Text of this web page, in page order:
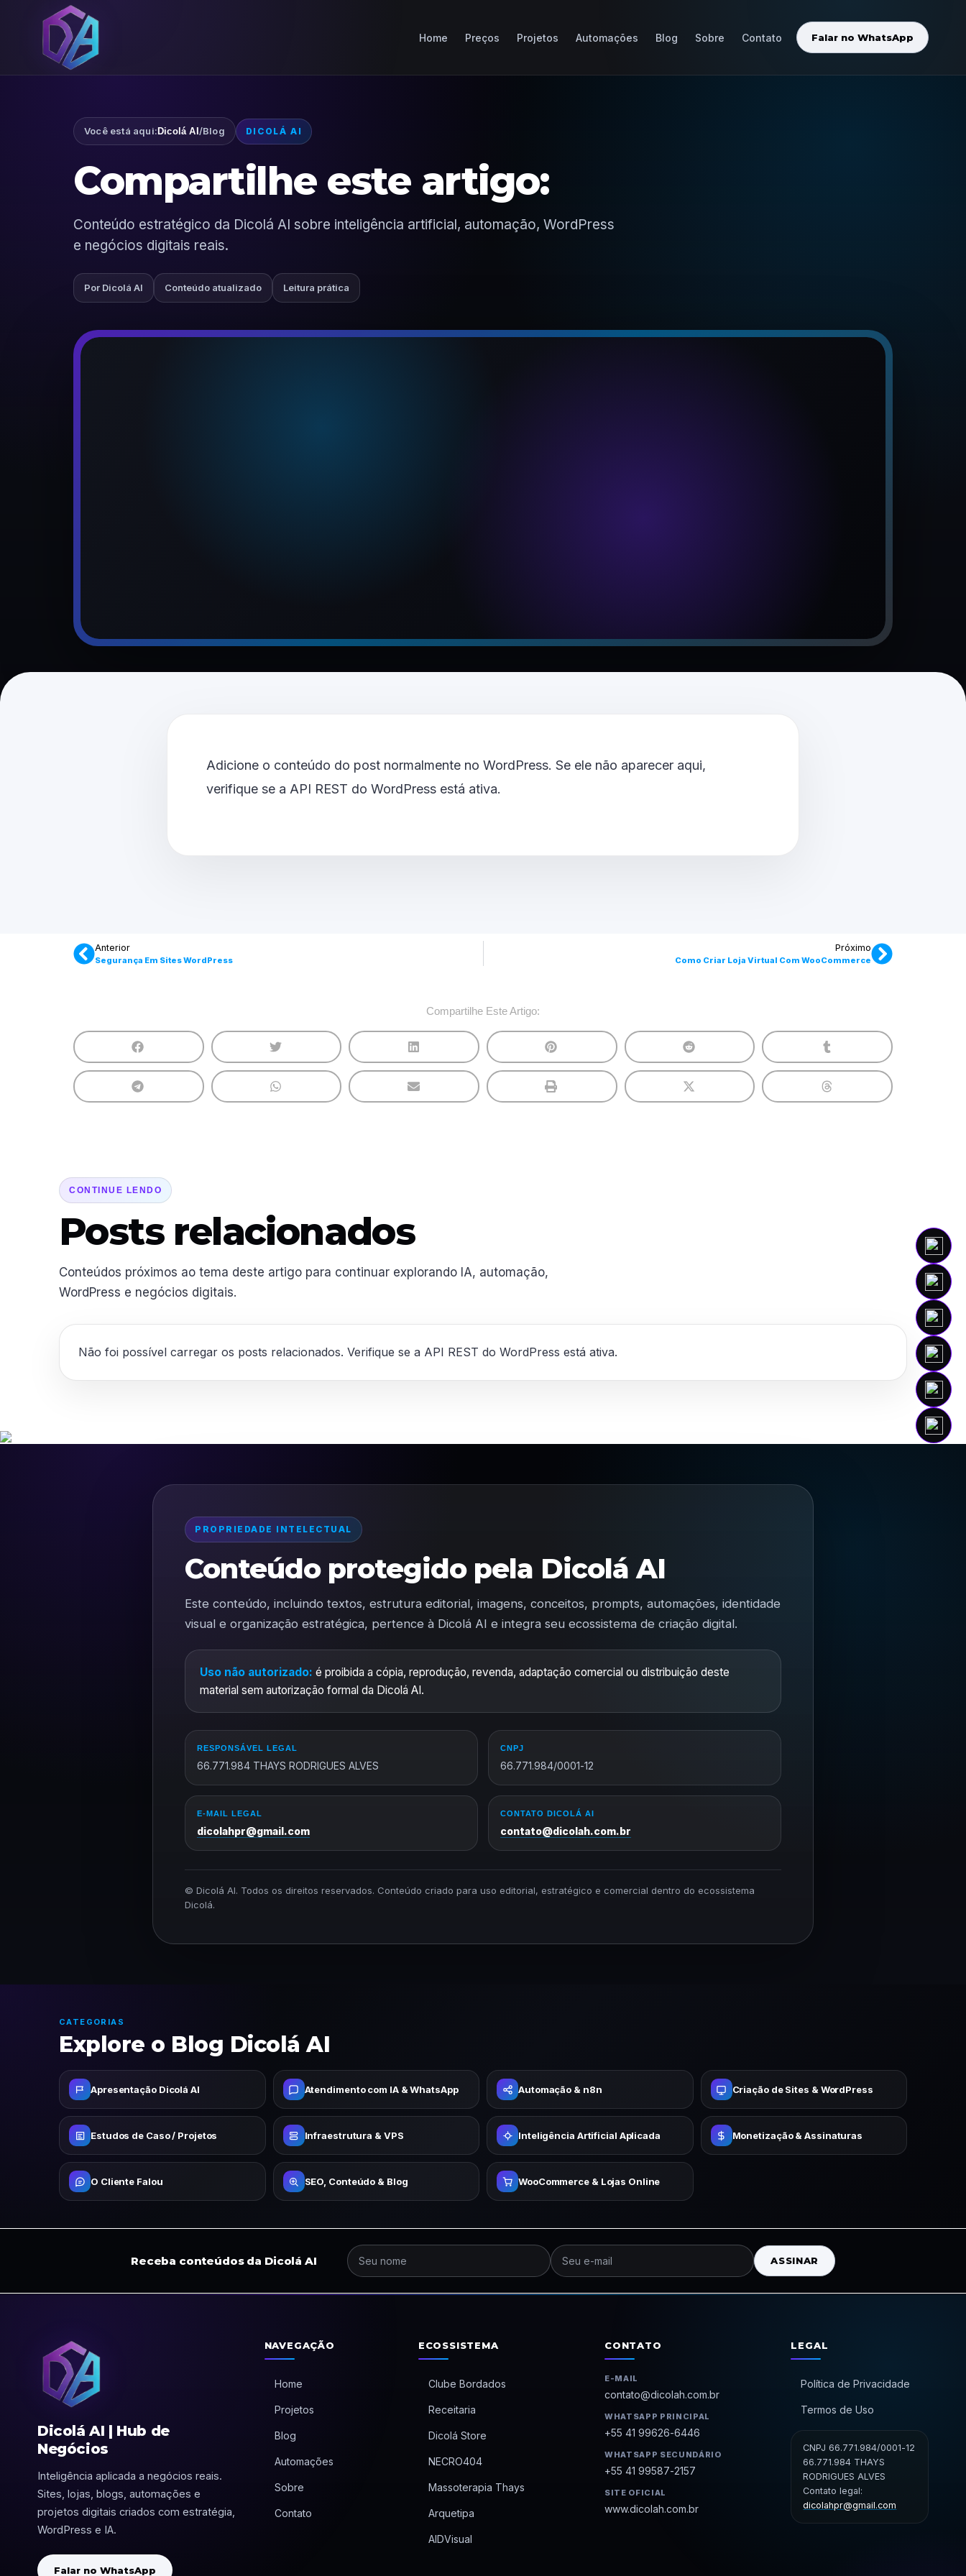
Home Preços Projetos Automações Blog Sobre Contato Falar no WhatsApp
Você está aqui: Dicolá AI /Blog DICOLÁ AI
Compartilhe este artigo:
Conteúdo estratégico da Dicolá AI sobre inteligência artificial, automação, WordPress
e negócios digitais reais.
Por Dicolá AI Conteúdo atualizado Leitura prática
Adicione o conteúdo do post normalmente no WordPress. Se ele não aparecer aqui,
verifique se a API REST do WordPress está ativa.
Anterior
Segurança Em Sites WordPress
Próximo
Como Criar Loja Virtual Com WooCommerce
Compartilhe Este Artigo:
CONTINUE LENDO
Posts relacionados
Conteúdos próximos ao tema deste artigo para continuar explorando IA, automação,
WordPress e negócios digitais.
Não foi possível carregar os posts relacionados. Verifique se a API REST do WordPress está ativa.
PROPRIEDADE INTELECTUAL
Conteúdo protegido pela Dicolá AI
Este conteúdo, incluindo textos, estrutura editorial, imagens, conceitos, prompts, automações, identidade
visual e organização estratégica, pertence à Dicolá AI e integra seu ecossistema de criação digital.
Uso não autorizado: é proibida a cópia, reprodução, revenda, adaptação comercial ou distribuição deste
material sem autorização formal da Dicolá AI.
RESPONSÁVEL LEGAL
66.771.984 THAYS RODRIGUES ALVES
CNPJ
66.771.984/0001-12
E-MAIL LEGAL
dicolahpr@gmail.com
CONTATO DICOLÁ AI
contato@dicolah.com.br
© Dicolá AI. Todos os direitos reservados. Conteúdo criado para uso editorial, estratégico e comercial dentro do ecossistema
Dicolá.
CATEGORIAS
Explore o Blog Dicolá AI
Apresentação Dicolá AI Atendimento com IA & WhatsApp Automação & n8n Criação de Sites & WordPress
Estudos de Caso / Projetos Infraestrutura & VPS Inteligência Artificial Aplicada Monetização & Assinaturas
O Cliente Falou SEO, Conteúdo & Blog WooCommerce & Lojas Online
Receba conteúdos da Dicolá AI ASSINAR
Dicolá AI | Hub de
Negócios
Inteligência aplicada a negócios reais.
Sites, lojas, blogs, automações e
projetos digitais criados com estratégia,
WordPress e IA.
Falar no WhatsApp
NAVEGAÇÃO
Home
Projetos
Blog
Automações
Sobre
Contato
ECOSSISTEMA
Clube Bordados
Receitaria
Dicolá Store
NECRO404
Massoterapia Thays
Arquetipa
AIDVisual
CONTATO
E-MAIL
contato@dicolah.com.br
WHATSAPP PRINCIPAL
+55 41 99626-6446
WHATSAPP SECUNDÁRIO
+55 41 99587-2157
SITE OFICIAL
www.dicolah.com.br
LEGAL
Política de Privacidade
Termos de Uso
CNPJ 66.771.984/0001-12
66.771.984 THAYS
RODRIGUES ALVES
Contato legal:
dicolahpr@gmail.com